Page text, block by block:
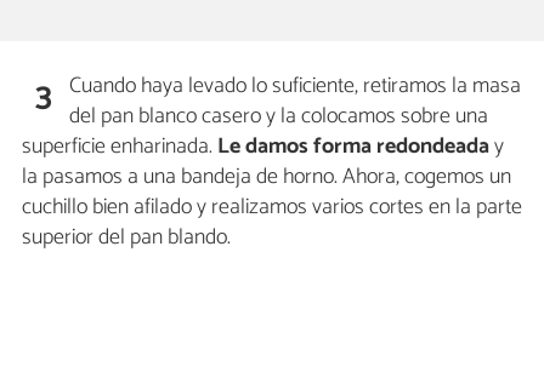
3 Cuando haya levado lo suficiente, retiramos la masa
del pan blanco casero y la colocamos sobre una
superficie enharinada. Le damos forma redondeaday
la pasamos a una bandeja de horno. Ahora, cogemos un
cuchillo bien afilado y realizamos varios cortes en la parte
superior del pan blando.